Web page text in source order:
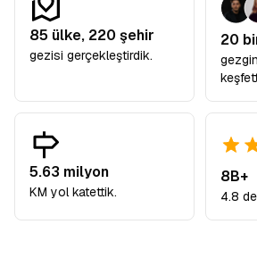
85 ülke, 220 şehir
gezisi gerçekleştirdik.
20
5.63 milyon
KM yol katettik.
8B+
4.8